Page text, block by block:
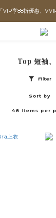
直播喊單享更優
「VIP享88折優惠、
全館滿$1300即可享
Top 短袖
Filter
Sort by
48 Items per